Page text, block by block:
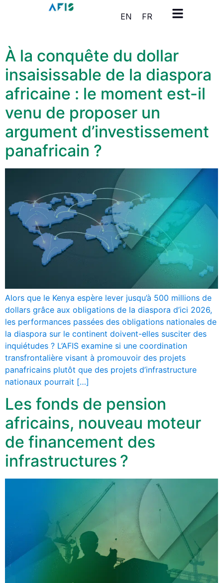
Panneau de gestion des cookies
EN
FR
À la conquête du dollar
insaisissable de la diaspora
africaine : le moment est-il
venu de proposer un
argument d’investissement
panafricain ?
Alors que le Kenya espère lever jusqu’à 500 millions de
dollars grâce aux obligations de la diaspora d’ici 2026,
les performances passées des obligations nationales de
la diaspora sur le continent doivent-elles susciter des
inquiétudes ? L’AFIS examine si une coordination
transfrontalière visant à promouvoir des projets
panafricains plutôt que des projets d’infrastructure
nationaux pourrait […]
Les fonds de pension
africains, nouveau moteur
de financement des
infrastructures ?